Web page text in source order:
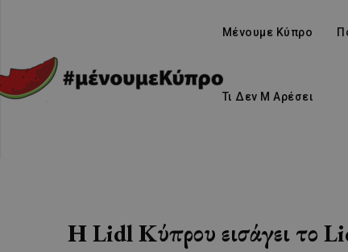
Μένουμε Κύπρο
Τι Δεν Μ Αρέσει
Η Lidl Κύπρου εισάγει το